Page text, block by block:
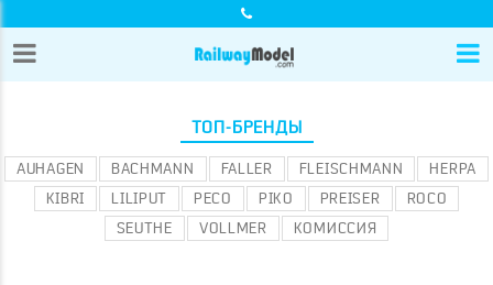
ТОП-БРЕНДЫ
AUHAGEN BACHMANN FALLER FLEISCHMANN
HERPA
KIBRI
LILIPUT PECO PIKO PREISER
ROCO
SEUTHE
VOLLMER КОМИССИЯ